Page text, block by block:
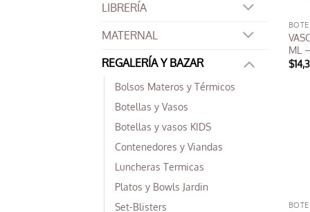
LIBRERÍA
MATERNAL
REGALERÍA Y BAZAR
Bolsos Materos y Térmicos
Botellas y Vasos
Botellas y vasos KIDS
Contenedores y Viandas
Luncheras Termicas
Platos y Bowls Jardin
Set-Blisters
en
la
ML
$